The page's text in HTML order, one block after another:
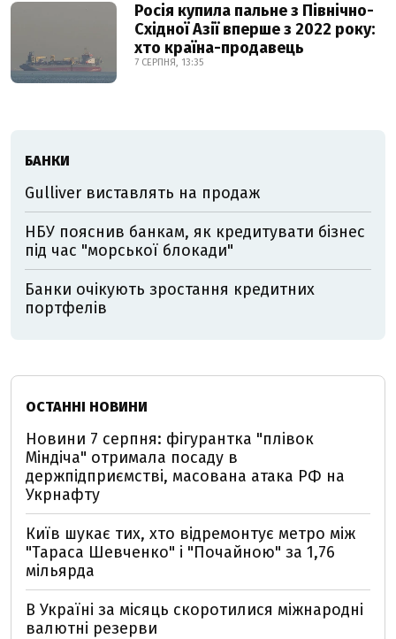
Росія купила пальне з Північно-
Східної Азії вперше з 2022 року:
хто країна-продавець
7 СЕРПНЯ, 13:35
БАНКИ
Gulliver виставлять на продаж
НБУ пояснив банкам, як кредитувати бізнес
під час "морської блокади"
Банки очікують зростання кредитних
портфелів
ОСТАННІ НОВИНИ
Новини 7 серпня: фігурантка "плівок
Міндіча" отримала посаду в
держпідприємстві, масована атака РФ на
Укрнафту
Київ шукає тих, хто відремонтує метро між
"Тараса Шевченко" і "Почайною" за 1,76
мільярда
В Україні за місяць скоротилися міжнародні
валютні резерви